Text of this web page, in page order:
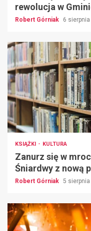
rewolucja w
Robert Górniak 6
KSIĄŻKI KULTURA
Zanurz się w
Śniardwy z nową
Robert Górniak 5 sierpnia